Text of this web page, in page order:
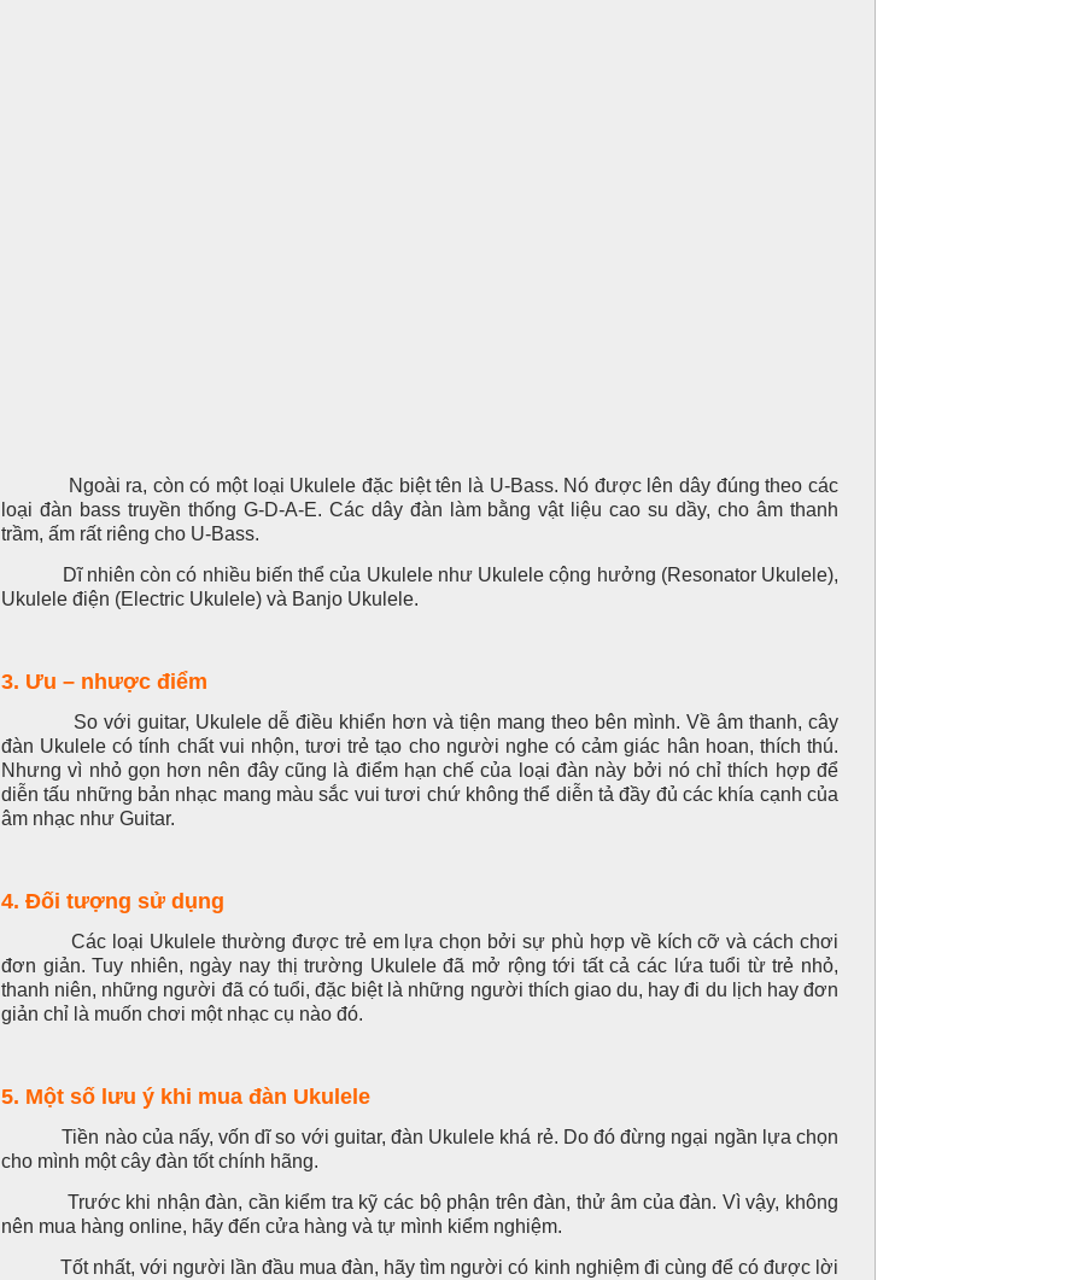
Ngoài ra, còn có một loại Ukulele đặc biệt tên là U-Bass. Nó được lên dây đúng theo các
loại đàn bass truyền thống G-D-A-E. Các dây đàn làm bằng vật liệu cao su dầy, cho âm thanh
trầm, ấm rất riêng cho U-Bass.
Dĩ nhiên còn có nhiều biến thể của Ukulele như Ukulele cộng hưởng (Resonator Ukulele),
Ukulele điện (Electric Ukulele) và Banjo Ukulele.
3. Ưu – nhược điểm
So với guitar, Ukulele dễ điều khiển hơn và tiện mang theo bên mình. Về âm thanh, cây
đàn Ukulele có tính chất vui nhộn, tươi trẻ tạo cho người nghe có cảm giác hân hoan, thích thú.
Nhưng vì nhỏ gọn hơn nên đây cũng là điểm hạn chế của loại đàn này bởi nó chỉ thích hợp để
diễn tấu những bản nhạc mang màu sắc vui tươi chứ không thể diễn tả đầy đủ các khía cạnh của
âm nhạc như Guitar.
4. Đối tượng sử dụng
Các loại Ukulele thường được trẻ em lựa chọn bởi sự phù hợp về kích cỡ và cách chơi
đơn giản. Tuy nhiên, ngày nay thị trường Ukulele đã mở rộng tới tất cả các lứa tuổi từ trẻ nhỏ,
thanh niên, những người đã có tuổi, đặc biệt là những người thích giao du, hay đi du lịch hay đơn
giản chỉ là muốn chơi một nhạc cụ nào đó.
5. Một số lưu ý khi mua đàn Ukulele
Tiền nào của nấy, vốn dĩ so với guitar, đàn Ukulele khá rẻ. Do đó đừng ngại ngần lựa chọn
cho mình một cây đàn tốt chính hãng.
Trước khi nhận đàn, cần kiểm tra kỹ các bộ phận trên đàn, thử âm của đàn. Vì vậy, không
nên mua hàng online, hãy đến cửa hàng và tự mình kiểm nghiệm.
Tốt nhất, với người lần đầu mua đàn, hãy tìm người có kinh nghiệm đi cùng để có được lời